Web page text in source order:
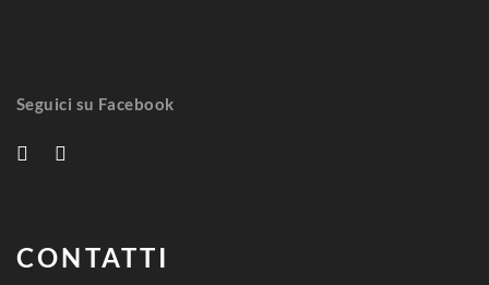
Seguici su Facebook
CONTATTI